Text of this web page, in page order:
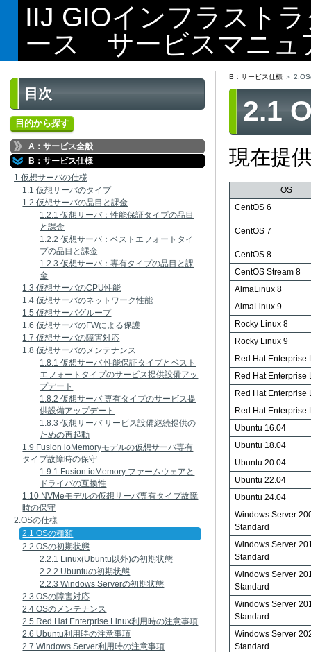
IIJ GIOインフラスト
ース サービスマニュ
目次
目的から探す
A：サービス全般
B：サービス仕様
1.仮想サーバの仕様
1.1 仮想サーバのタイプ
1.2 仮想サーバの品目と課金
1.2.1 仮想サーバ：性能保証タイプの品目
と課金
1.2.2 仮想サーバ：ベストエフォートタイ
プの品目と課金
1.2.3 仮想サーバ：専有タイプの品目と課
金
1.3 仮想サーバのCPU性能
1.4 仮想サーバのネットワーク性能
1.5 仮想サーバグループ
1.6 仮想サーバのFWによる保護
1.7 仮想サーバの障害対応
1.8 仮想サーバのメンテナンス
1.8.1 仮想サーバ 性能保証タイプとベスト
エフォートタイプのサービス提供設備アッ
プデート
1.8.2 仮想サーバ 専有タイプのサービス提
供設備アップデート
1.8.3 仮想サーバ サービス設備継続提供の
ための再起動
1.9 Fusion ioMemoryモデルの仮想サーバ専有
タイプ故障時の保守
1.9.1 Fusion ioMemory ファームウェアと
ドライバの互換性
1.10 NVMeモデルの仮想サーバ専有タイプ故障
時の保守
2.OSの仕様
2.1 OSの種類
2.2 OSの初期状態
2.2.1 Linux(Ubuntu以外)の初期状態
2.2.2 Ubuntuの初期状態
2.2.3 Windows Serverの初期状態
2.3 OSの障害対応
2.4 OSのメンテナンス
2.5 Red Hat Enterprise Linux利用時の注意事項
2.6 Ubuntu利用時の注意事項
2.7 Windows Server利用時の注意事項
B：サービス仕様
2.1
現在提
OS
CentOS 6
CentOS 7
CentOS 8
CentOS Stream 8
AlmaLinux 8
AlmaLinux 9
Rocky Linux 8
Rocky Linux 9
Red Hat Enterprise
Red Hat Enterprise
Red Hat Enterprise
Red Hat Enterprise
Ubuntu 16.04
Ubuntu 18.04
Ubuntu 20.04
Ubuntu 22.04
Ubuntu 24.04
Windows Server
Standard
Windows Server
Standard
Windows Server
Standard
Windows Server
Standard
Windows Server
Standard